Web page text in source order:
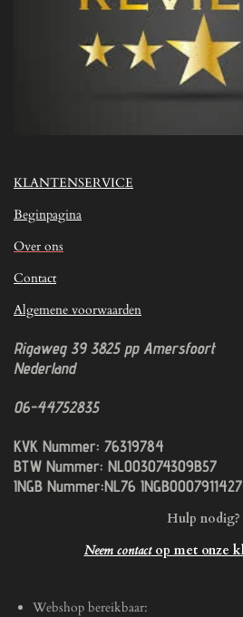
KLANTENSERVICE
Beginpagina
Over ons
Contact
Algemene voorwaarden
Rigaweg 39 3825 pp Amersfoort
Nederland
06-44752835
KVK Nummer: 76319784
BTW Nummer: NL003074309B57
INGB Nummer:NL76 INGB0007911427
Hulp nodig?
Neem contactop met onze
Webshop bereikbaar: